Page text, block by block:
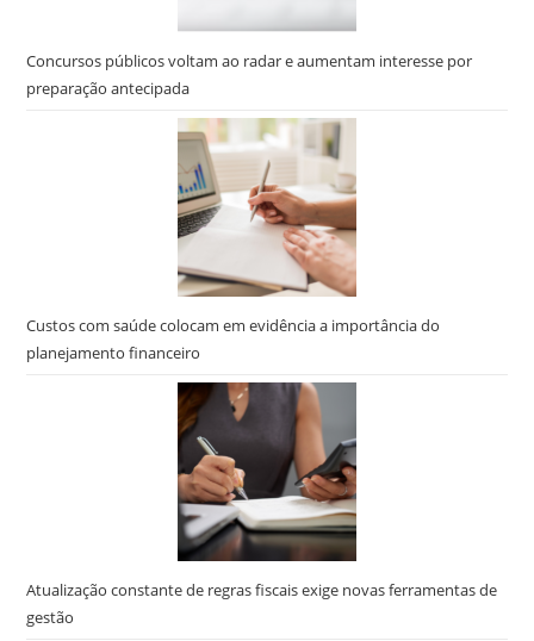
Concursos públicos voltam ao radar e aumentam interesse por
preparação antecipada
Custos com saúde colocam em evidência a importância do
planejamento financeiro
Atualização constante de regras fiscais exige novas ferramentas de
gestão